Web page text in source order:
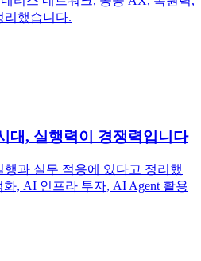
리했습니다.
대, 실행력이 경쟁력입니다
과 실무 적용에 있다고 정리했
, AI 인프라 투자, AI Agent 활용